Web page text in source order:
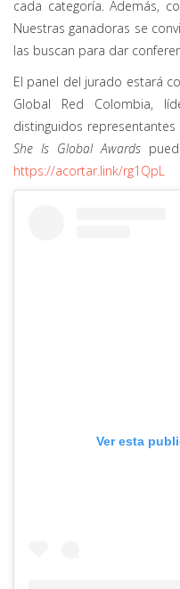
cada categoría. Además,
Nuestras ganadoras se
las buscan para dar
El panel del jurado estará
Global Red Colombia,
distinguidos representantes
She Is Global Awards
https://acortar.link/rg1QpL
Ver esta